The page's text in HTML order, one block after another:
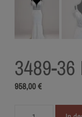
3489-
958,00€